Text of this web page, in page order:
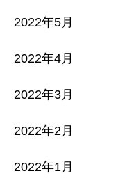
2022年5月
2022年4月
2022年3月
2022年2月
2022年1月